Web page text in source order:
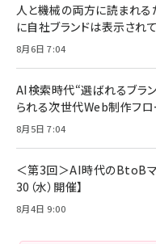
組織の成
￥1,980
Amazon
技術基準
￥5,990
ケーブル
ド付き
17 / 16 /
Pro/Air 各
￥1,890
サッポロ
ル ケース
￥4,857
人と機械の両方に読まれる
に自社ブランドは表示され
8月6日 7:04
AI検索時代“選ばれるブラ
られる次世代Web制作フロ
8月5日 7:04
＜第3回＞AI時代のBtoBマ
30（水）開催】
8月4日 9:00